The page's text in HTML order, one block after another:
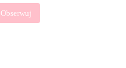
Obserwuj